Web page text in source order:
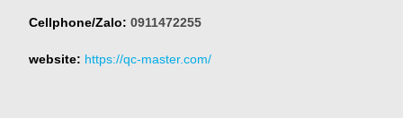
Cellphone/Zalo: 0911472255
website: https://qc-master.com/